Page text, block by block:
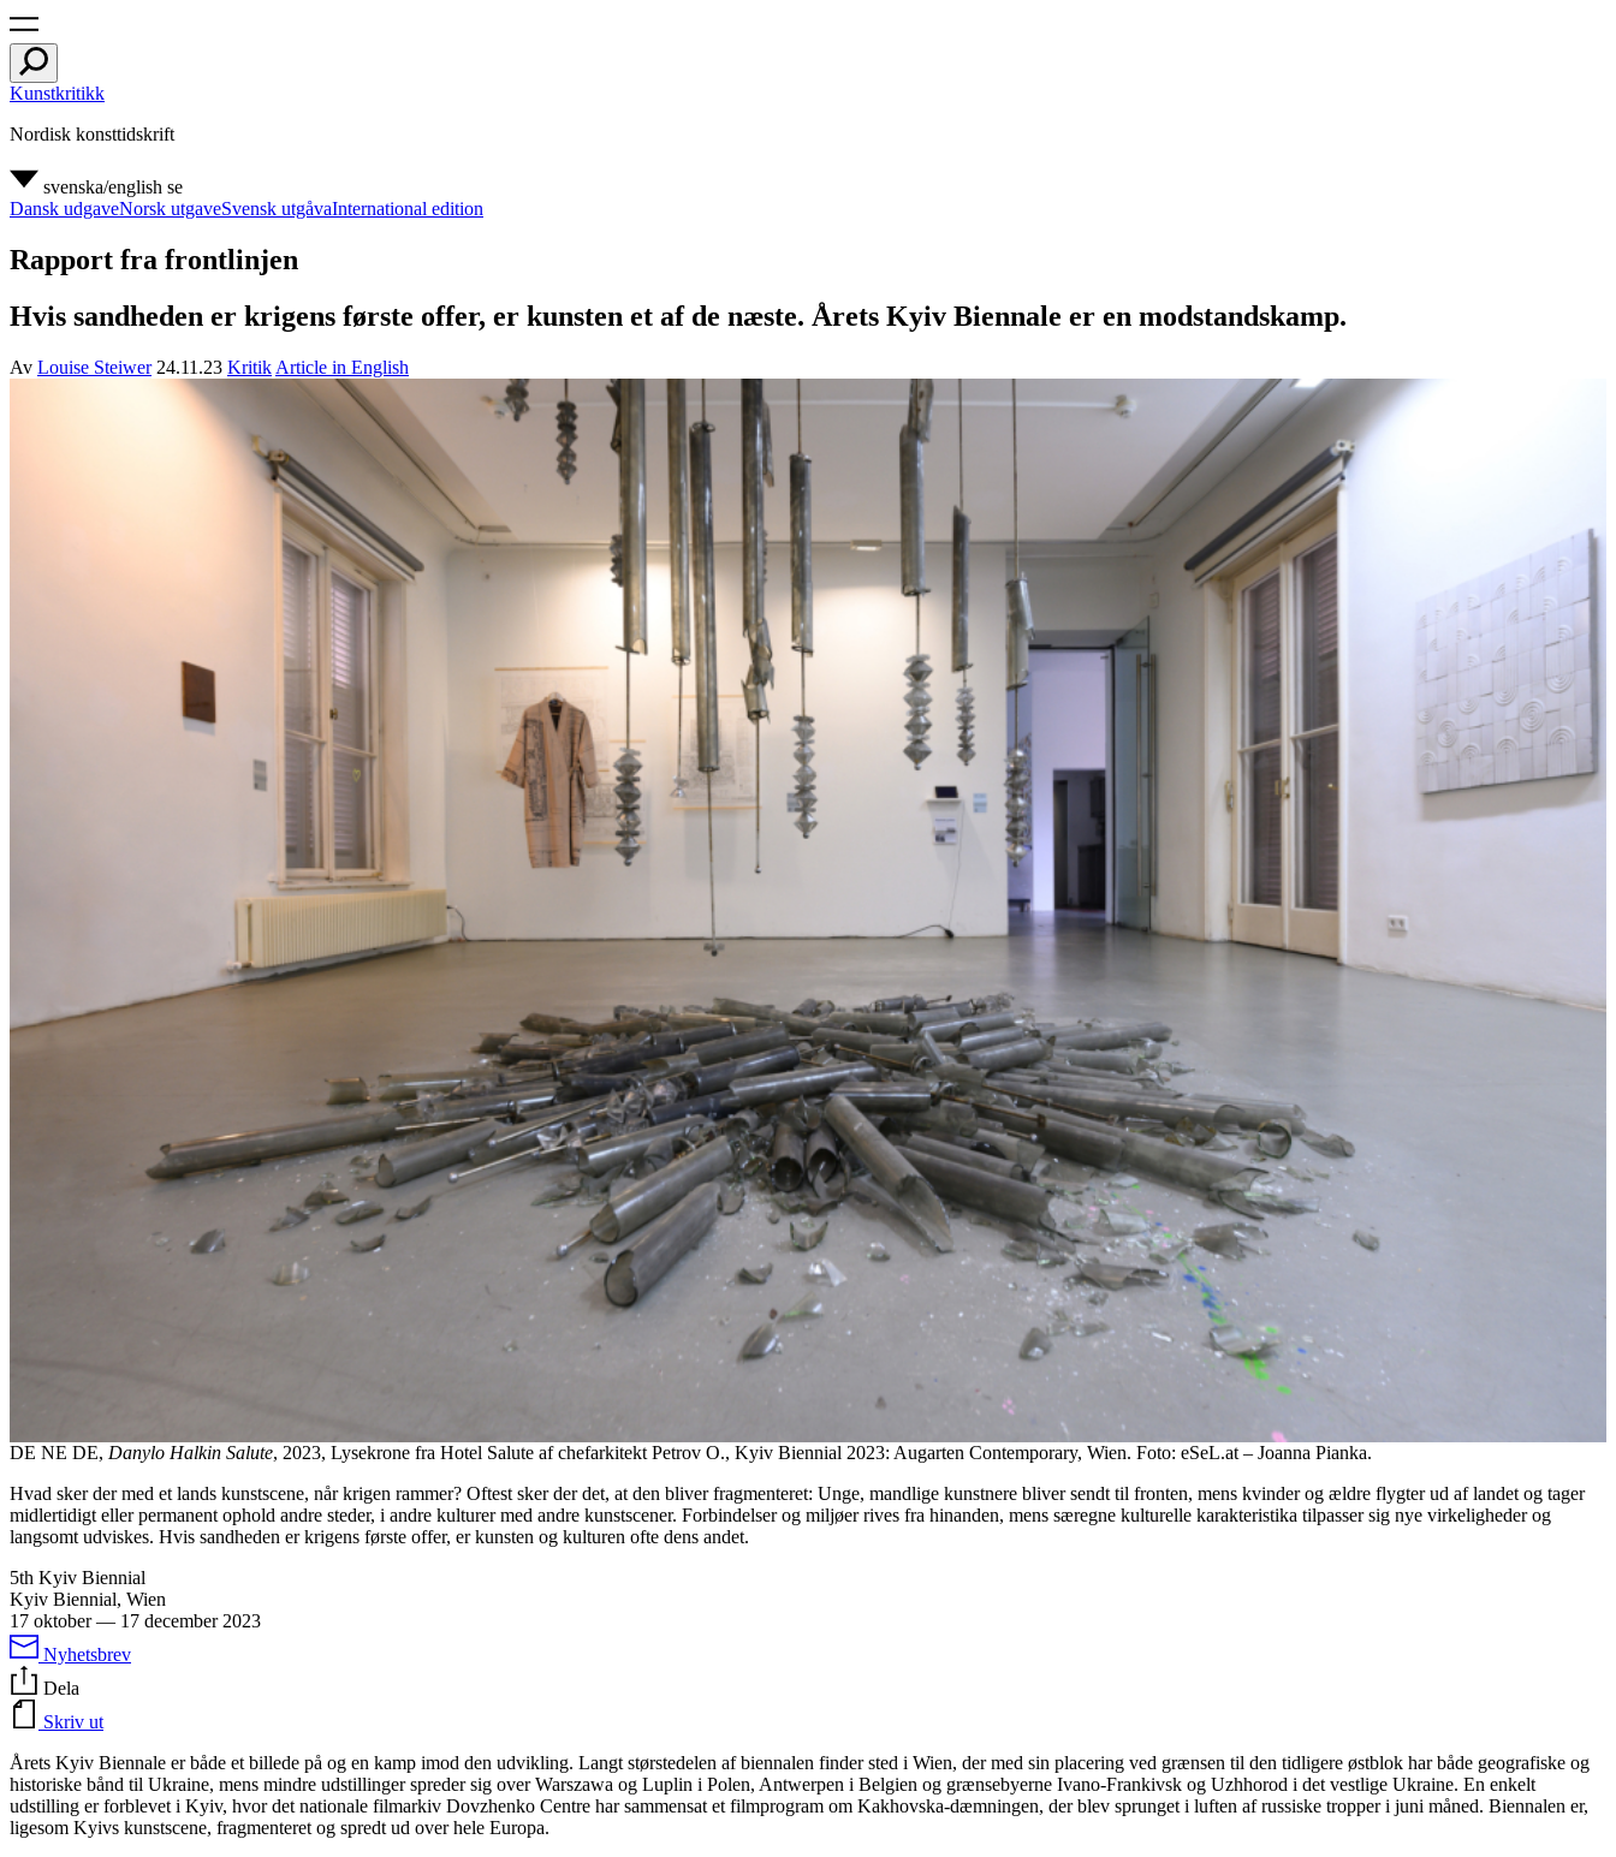
Kunstkritikk
Nordisk konsttidskrift
svenska/english se
Dansk udgaveNorsk utgaveSvensk utgåvaInternational edition
Rapport fra frontlinjen
Hvis sandheden er krigens første offer, er kunsten et af de næste. Årets Kyiv Biennale er en modstandskamp.
Av Louise Steiwer 24.11.23 Kritik Article in English
DE NE DE, Danylo Halkin Salute, 2023, Lysekrone fra Hotel Salute af chefarkitekt Petrov O., Kyiv Biennial 2023: Augarten Contemporary, Wien. Foto: eSeL.at – Joanna Pianka.
Hvad sker der med et lands kunstscene, når krigen rammer? Oftest sker der det, at den bliver fragmenteret: Unge, mandlige kunstnere bliver sendt til fronten, mens kvinder og ældre flygter ud af landet og tager
midlertidigt eller permanent ophold andre steder, i andre kulturer med andre kunstscener. Forbindelser og miljøer rives fra hinanden, mens særegne kulturelle karakteristika tilpasser sig nye virkeligheder og
langsomt udviskes. Hvis sandheden er krigens første offer, er kunsten og kulturen ofte dens andet.
5th Kyiv Biennial
Kyiv Biennial, Wien
17 oktober— 17 december 2023
Nyhetsbrev
Dela
Skriv ut
Årets Kyiv Biennale er både et billede på og en kamp imod den udvikling. Langt størstedelen af biennalen finder sted i Wien, der med sin placering ved grænsen til den tidligere østblok har både geografiske og
historiske bånd til Ukraine, mens mindre udstillinger spreder sig over Warszawa og Luplin i Polen, Antwerpen i Belgien og grænsebyerne Ivano-Frankivsk og Uzhhorod i det vestlige Ukraine. En enkelt
udstilling er forblevet i Kyiv, hvor det nationale filmarkiv Dovzhenko Centre har sammensat et filmprogram om Kakhovska-dæmningen, der blev sprunget i luften af russiske tropper i juni måned. Biennalen er,
ligesom Kyivs kunstscene, fragmenteret og spredt ud over hele Europa.